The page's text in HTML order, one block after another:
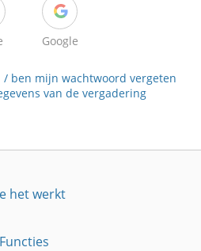
Google
/ ben mijn wachtwoord vergeten
van de vergadering
het werkt
Functies